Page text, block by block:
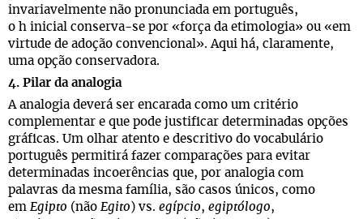
invariavelmente não pronunciada em português,
o h inicial conserva-se por «força da etimologia» ou «em
virtude de adoção convencional». Aqui há, claramente,
uma opção conservadora.
4. Pilar da analogia
A analogia deverá ser encarada como um critério
complementar e que pode justificar determinadas opções
gráficas. Um olhar atento e descritivo do vocabulário
português permitirá fazer comparações para evitar
determinadas incoerências que, por analogia com
palavras da mesma família, são casos únicos, como
em Egipto (não Egito ) vs. egípcio, egiptólogo,